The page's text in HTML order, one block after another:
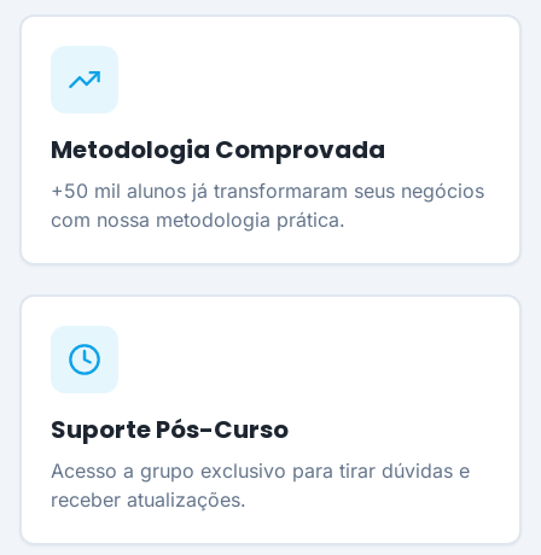
Metodologia Comprovada
+50 mil alunos já transformaram seus negócios
com nossa metodologia prática.
Suporte Pós-Curso
Acesso a grupo exclusivo para tirar dúvidas e
receber atualizações.